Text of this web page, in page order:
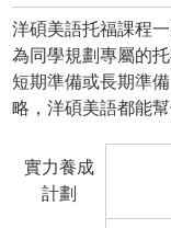
洋碩美語托福課程
為同學規劃專屬的
短期準備或長期準
略，洋碩美語都能
實力養成
計劃